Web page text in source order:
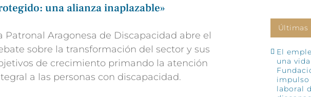
una alianza inaplazable»
Patronal Aragonesa de Discapacidad abre el
sobre la transformación del sector y sus
de crecimiento primando la atención
a las personas con discapacidad.
Últimas
El
una
laboral